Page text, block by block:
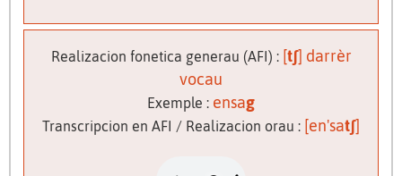
Realizacion fonetica generau (AFI) : [tʃ] darrèr
vocau
Exemple : ensag
Transcripcion en AFI / Realizacion orau : [en'satʃ]